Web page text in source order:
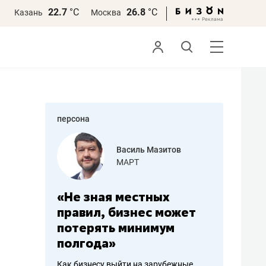
Казань 22.7 °С Москва 26.8 °С
персона
Василь Мазитов
МАРТ
«Не зная местных
правил, бизнес может
потерять минимум
полгода»